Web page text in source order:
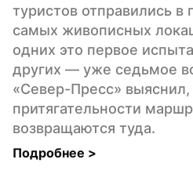
туристов отправились в
самых живописных
одних это первое
других — уже седьмое
«Север-Пресс» выяснил,
притягательности
возвращаются туда.
Подробнее >